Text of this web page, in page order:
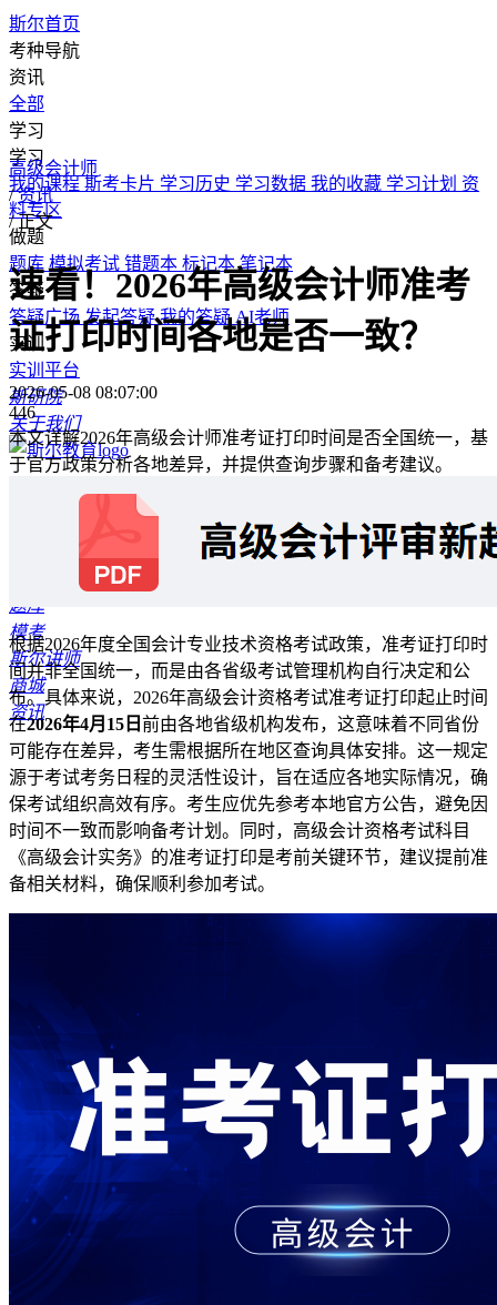
斯尔首页
考种导航
资讯
全部
学习
学习
我的课程 斯考卡片 学习历史 学习数据 我的收藏 学习计划 资
料专区
做题
题库模拟考试 错题本 标记本笔记本
答疑
答疑广场发起答疑我的答疑 AI老师
实训
实训平台
斯研院
关于我们
题库
模考
斯尔讲师
商城
资讯
高级会计师
/ 资讯
/ 正文
速看！2026年高级会计师准考
证打印时间各地是否一致？
2026-05-08 08:07:00
446
本文详解2026年高级会计师准考证打印时间是否全国统一，基
于官方政策分析各地差异，并提供查询步骤和备考建议。
根据2026年度全国会计专业技术资格考试政策，准考证打印时
间并非全国统一，而是由各省级考试管理机构自行决定和公
布。具体来说，2026年高级会计资格考试准考证打印起止时间
在2026年4月15日 前由各地省级机构发布，这意味着不同省份
可能存在差异，考生需根据所在地区查询具体安排。这一规定
源于考试考务日程的灵活性设计，旨在适应各地实际情况，确
保考试组织高效有序。考生应优先参考本地官方公告，避免因
时间不一致而影响备考计划。同时，高级会计资格考试科目
《高级会计实务》的准考证打印是考前关键环节，建议提前准
备相关材料，确保顺利参加考试。